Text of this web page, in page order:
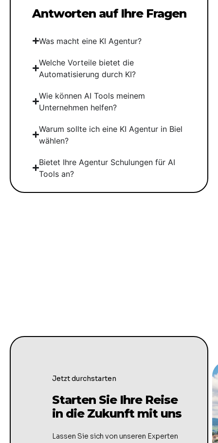
Antworten auf Ihre Fragen
Was macht eine KI Agentur?
Welche Vorteile bietet die
Automatisierung durch KI?
Wie können AI Tools meinem
Unternehmen helfen?
Warum sollte ich eine KI Agentur in Biel
wählen?
Bietet Ihre Agentur Schulungen für AI
Tools an?
Jetzt durchstarten
Starten Sie Ihre Reise
in die Zukunft mit uns
Lassen Sie sich von unseren Experten